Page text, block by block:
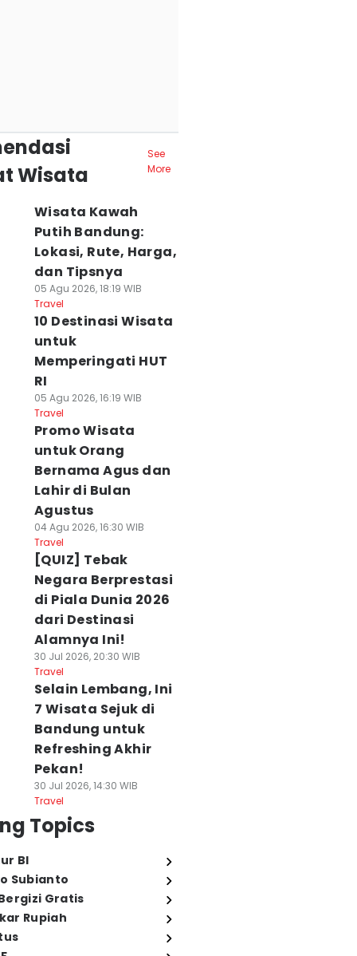
Wisata
See
More
Wisata Kawah
Putih Bandung:
Lokasi, Rute, Harga,
dan Tipsnya
05 Agu 2026, 18:19 WIB
Travel
10 Destinasi Wisata
untuk
Memperingati HUT
RI
05 Agu 2026, 16:19 WIB
Travel
Promo Wisata
untuk Orang
Bernama Agus dan
Lahir di Bulan
Agustus
04 Agu 2026, 16:30 WIB
Travel
[QUIZ] Tebak
Negara Berprestasi
di Piala Dunia 2026
dari Destinasi
Alamnya Ini!
30 Jul 2026, 20:30 WIB
Travel
Selain Lembang, Ini
7 Wisata Sejuk di
Bandung untuk
Refreshing Akhir
Pekan!
30 Jul 2026, 14:30 WIB
Travel
Topics
BI
Subianto
Gratis
Rupiah